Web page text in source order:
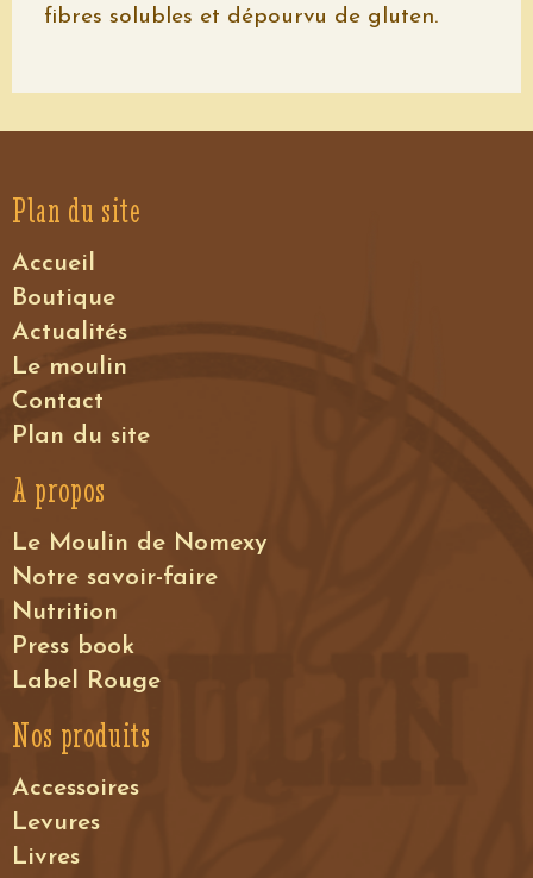
fibres solubles et dépourvu de gluten.
Plan du site
Accueil
Boutique
Actualités
Le moulin
Contact
Plan du site
A propos
Le Moulin de Nomexy
Notre savoir-faire
Nutrition
Press book
Label Rouge
Nos produits
Accessoires
Levures
Livres